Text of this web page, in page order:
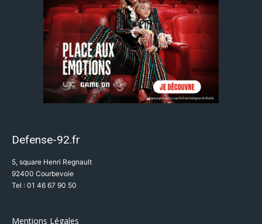
Defense-92.fr
5, square Henri Regnault
92400 Courbevoie
Tel : 01 46 67 90 50
Mentions Légales